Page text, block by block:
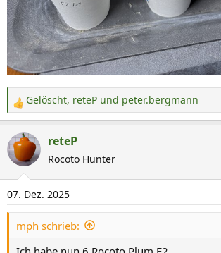
R
e
a
k
t
i
o
n
e
n
Gelöscht, reteP und peter.bergmann
reteP
Rocoto Hunter
07. Dez. 2025
mph schrieb: